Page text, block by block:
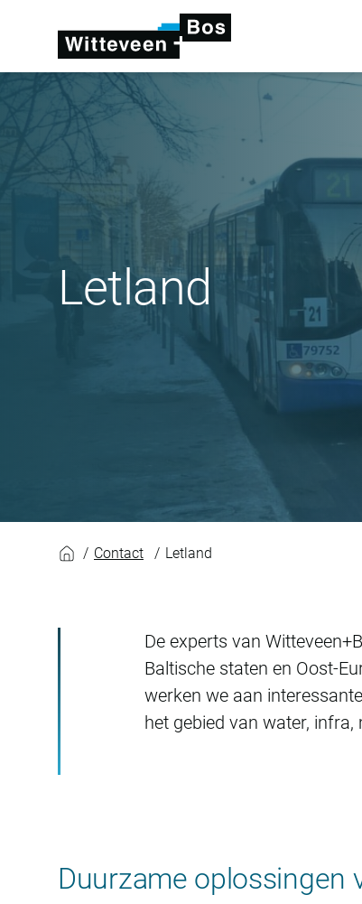
Letland
Letland
Contact Letland
De experts van
Baltische staten en Oost-
werken we aan
het gebied van water, infra,
Duurzame oplossingen